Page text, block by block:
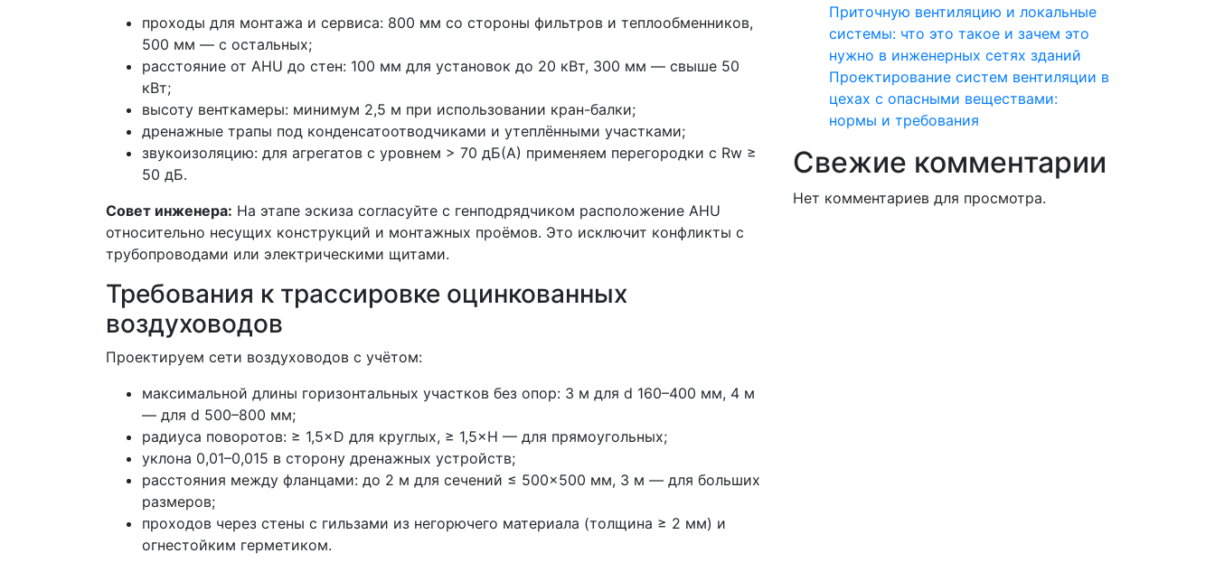
проходы для монтажа и сервиса: 800 мм со стороны фильтров и теплообменников,
500 мм — с остальных;
расстояние от AHU до стен: 100 мм для установок до 20 кВт, 300 мм — свыше 50
кВт;
высоту венткамеры: минимум 2,5 м при использовании кран-балки;
дренажные трапы под конденсатоотводчиками и утеплёнными участками;
звукоизоляцию: для агрегатов с уровнем > 70 дБ(А) применяем перегородки с Rw ≥
50 дБ.
Совет инженера: На этапе эскиза согласуйте с генподрядчиком расположение AHU
относительно несущих конструкций и монтажных проёмов. Это исключит конфликты с
трубопроводами или электрическими щитами.
Требования к трассировке оцинкованных
воздуховодов
Проектируем сети воздуховодов с учётом:
максимальной длины горизонтальных участков без опор: 3 м для d 160–400 мм, 4 м
— для d 500–800 мм;
радиуса поворотов: ≥ 1,5×D для круглых, ≥ 1,5×H — для прямоугольных;
уклона 0,01–0,015 в сторону дренажных устройств;
расстояния между фланцами: до 2 м для сечений ≤ 500×500 мм, 3 м — для больших
размеров;
проходов через стены с гильзами из негорючего материала (толщина ≥ 2 мм) и
огнестойким герметиком.
Приточную вентиляцию и локальные
системы: что это такое и зачем это
нужно в инженерных сетях зданий
Проектирование систем вентиляции в
цехах с опасными веществами:
нормы и требования
Свежие комментарии
Нет комментариев для просмотра.